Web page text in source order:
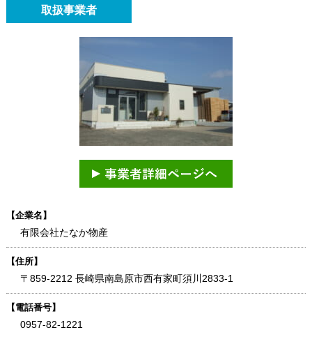
取扱事業者
【企業名】
有限会社たなか物産
【住所】
〒859-2212 長崎県南島原市西有家町須川2833-1
【電話番号】
0957-82-1221